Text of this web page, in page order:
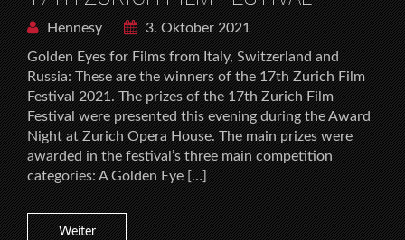
Hennesy
3. Oktober 2021
Golden Eyes for Films from Italy, Switzerland and
Russia: These are the winners of the 17th Zurich Film
Festival 2021. The prizes of the 17th Zurich Film
Festival were presented this evening during the Award
Night at Zurich Opera House. The main prizes were
awarded in the festival’s three main competition
categories: A Golden Eye […]
Weiter